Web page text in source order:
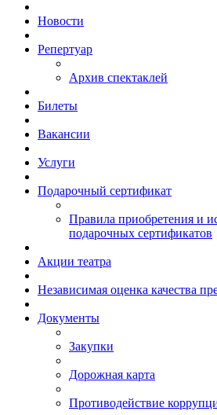
Новости
Репертуар
Архив спектаклей
Билеты
Вакансии
Услуги
Подарочный сертификат
Правила приобретения и
подарочных сертификатов
Акции театра
Независимая оценка качества
Документы
Закупки
Дорожная карта
Противодействие